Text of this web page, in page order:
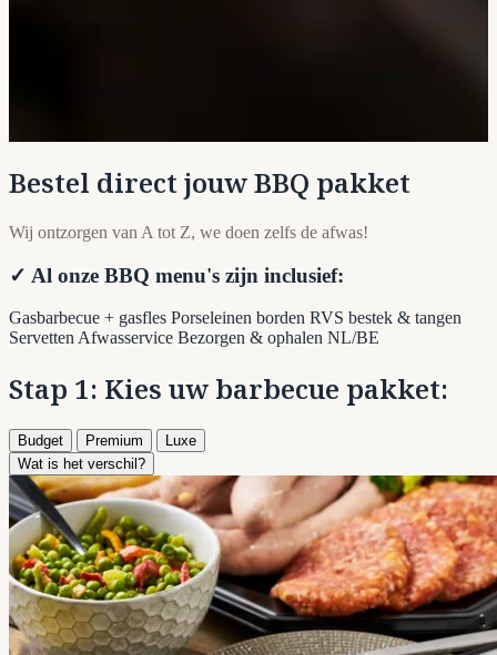
Bestel direct jouw BBQ pakket
Wij ontzorgen van A tot Z, we doen zelfs de afwas!
✓ Al onze BBQ menu's zijn inclusief:
Gasbarbecue + gasfles Porseleinen borden RVS bestek & tangen
ServettenAfwasservice Bezorgen & ophalen NL/BE
Stap 1: Kies uw barbecue pakket:
Budget Premium
Luxe
Wat is het verschil?